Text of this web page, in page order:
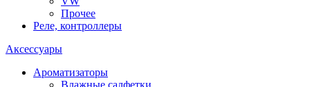
Прочее
Реле, контроллеры
Аксессуары
Ароматизаторы
Влажные салфетки